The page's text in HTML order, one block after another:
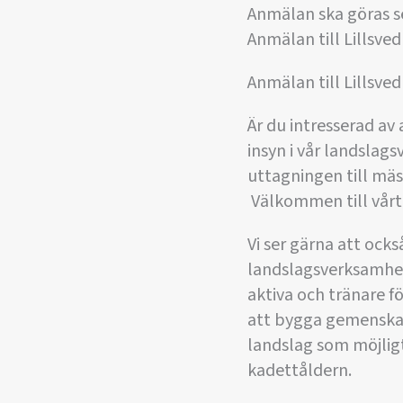
Anmälan ska göras
Anmälan till
Anmälan till
Är du intresserad
insyn i vår
uttagningen till
Välkommen till
Vi ser gärna att
aktiva och tränare
att bygga
landslag som
kadettåldern.